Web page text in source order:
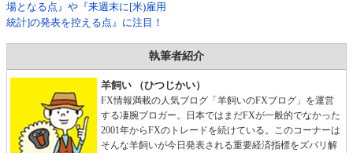
場となる点』や『来週末に[米)雇用
統計]の発表を控える点』に注目！
執筆者紹介
羊飼い （ひつじかい）
FX情報満載の人気ブログ「羊飼いのFXブログ」を運営
する凄腕ブロガー。日本ではまだFXが一般的でなかった
2001年からFXのトレードを続けている。このコーナーは
そんな羊飼いが今日発表される重要経済指標をズバリ解